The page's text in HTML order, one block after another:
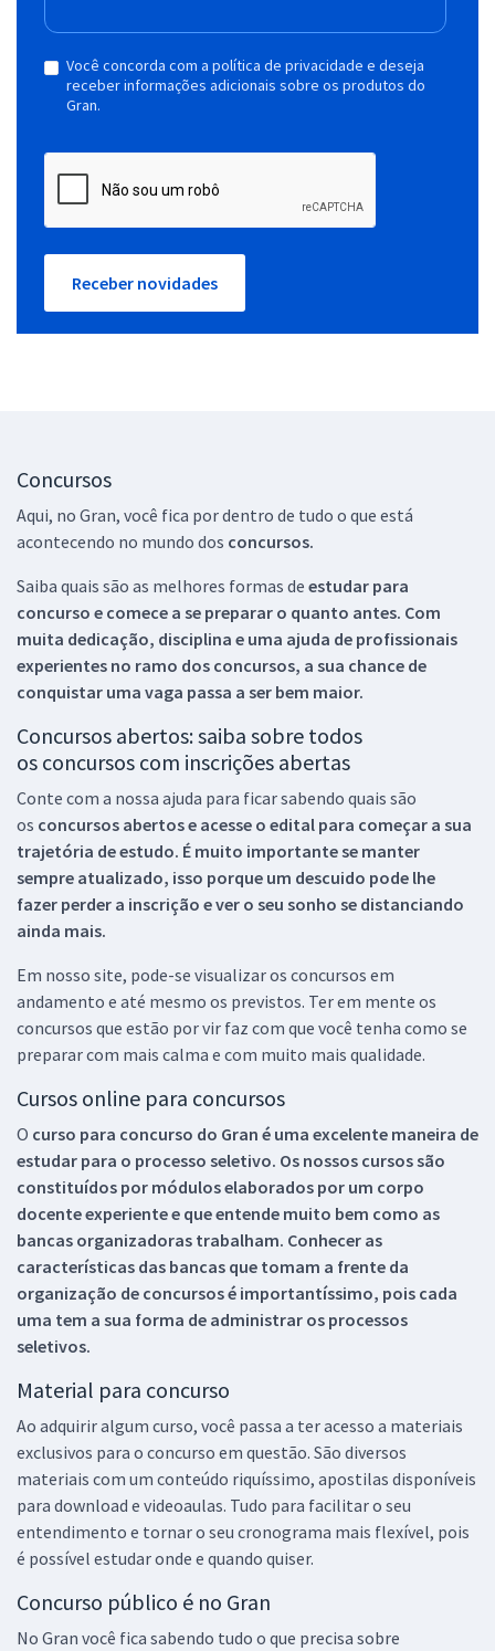
Você concorda com a política de privacidade e deseja
receber informações adicionais sobre os produtos do
Gran.
Receber novidades
Concursos
Aqui, no Gran, você fica por dentro de tudo o que está
acontecendo no mundo dos concursos.
Saiba quais são as melhores formas de estudar para
concurso e comece a se preparar o quanto antes. Com
muita dedicação, disciplina e uma ajuda de profissionais
experientes no ramo dos concursos, a sua chance de
conquistar uma vaga passa a ser bem maior.
Concursos abertos: saiba sobre todos
os concursos com inscrições abertas
Conte com a nossa ajuda para ficar sabendo quais são
os concursos abertos e acesse o edital para começar a sua
trajetória de estudo. É muito importante se manter
sempre atualizado, isso porque um descuido pode lhe
fazer perder a inscrição e ver o seu sonho se distanciando
ainda mais.
Em nosso site, pode-se visualizar os concursos em
andamento e até mesmo os previstos. Ter em mente os
concursos que estão por vir faz com que você tenha como se
preparar com mais calma e com muito mais qualidade.
Cursos online para concursos
O curso para concurso do Gran é uma excelente maneira de
estudar para o processo seletivo. Os nossos cursos são
constituídos por módulos elaborados por um corpo
docente experiente e que entende muito bem como as
bancas organizadoras trabalham. Conhecer as
características das bancas que tomam a frente da
organização de concursos é importantíssimo, pois cada
uma tem a sua forma de administrar os processos
seletivos.
Material para concurso
Ao adquirir algum curso, você passa a ter acesso a materiais
exclusivos para o concurso em questão. São diversos
materiais com um conteúdo riquíssimo, apostilas disponíveis
para download e videoaulas. Tudo para facilitar o seu
entendimento e tornar o seu cronograma mais flexível, pois
é possível estudar onde e quando quiser.
Concurso público é no Gran
No Gran você fica sabendo tudo o que precisa sobre